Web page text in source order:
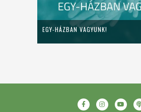
EGY-HÁZBAN VAGYUNK!